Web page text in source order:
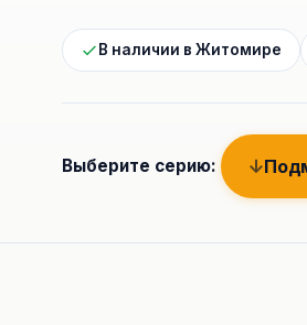
В наличии в Житомире
Выберите серию: